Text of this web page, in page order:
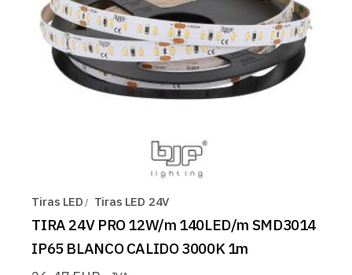
Tiras LED Tiras LED 24V
TIRA 24V PRO 12W/m 140LED/m SMD3014
IP65 BLANCO CALIDO 3000K 1m